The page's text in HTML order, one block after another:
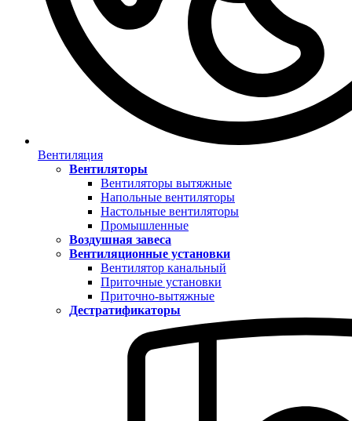
Вентиляция
Вентиляторы
Вентиляторы вытяжные
Напольные вентиляторы
Настольные вентиляторы
Промышленные
Воздушная завеса
Вентиляционные установки
Вентилятор канальный
Приточные установки
Приточно-вытяжные
Дестратификаторы